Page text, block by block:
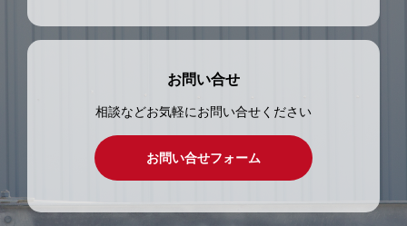
お問い合せ
相談などお気軽にお問い合せください
お問い合せフォーム